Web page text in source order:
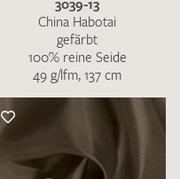
3039-13
China Habotai
gefärbt
100% reine Seide
49 g/lfm, 137 cm